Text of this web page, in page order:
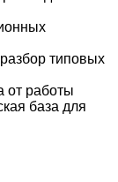
типовых
от работы
база для